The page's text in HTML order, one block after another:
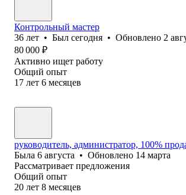
Контрольный мастер
36 лет • Был сегодня • Обновлено 2
80 000 ₽
Активно ищет работу
Общий опыт
17 лет 6 месяцев
руководитель, администратор, 100%
Была 6 августа • Обновлено 14 марта
Рассматривает предложения
Общий опыт
20 лет 8 месяцев